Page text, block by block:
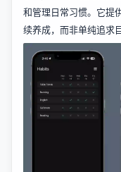
和管理日常习惯。它提
续养成，而非单纯追求